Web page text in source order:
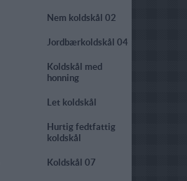
Nem koldskål 02
Jordbærkoldskål 04
Koldskål med
honning
Let koldskål
Hurtig fedtfattig
koldskål
Koldskål 07